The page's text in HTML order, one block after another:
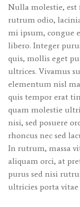
Nulla molestie,
rutrum odio,
mi ipsum, congue
libero. Integer
quis, mollis eget
ultrices. Vivamus
elementum nisl
quis tempor erat
quam molestie
nisi, sed posuere
rhoncus nec sed
In rutrum, massa
aliquam orci, at
purus sed nisi
ultricies porta vitae